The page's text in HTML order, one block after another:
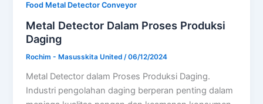
Food Metal Detector Conveyor
Metal Detector Dalam Proses Produksi
Daging
Rochim - Masusskita United/06/12/2024
Metal Detector dalam Proses Produksi Daging.
Industri pengolahan daging berperan penting dalam